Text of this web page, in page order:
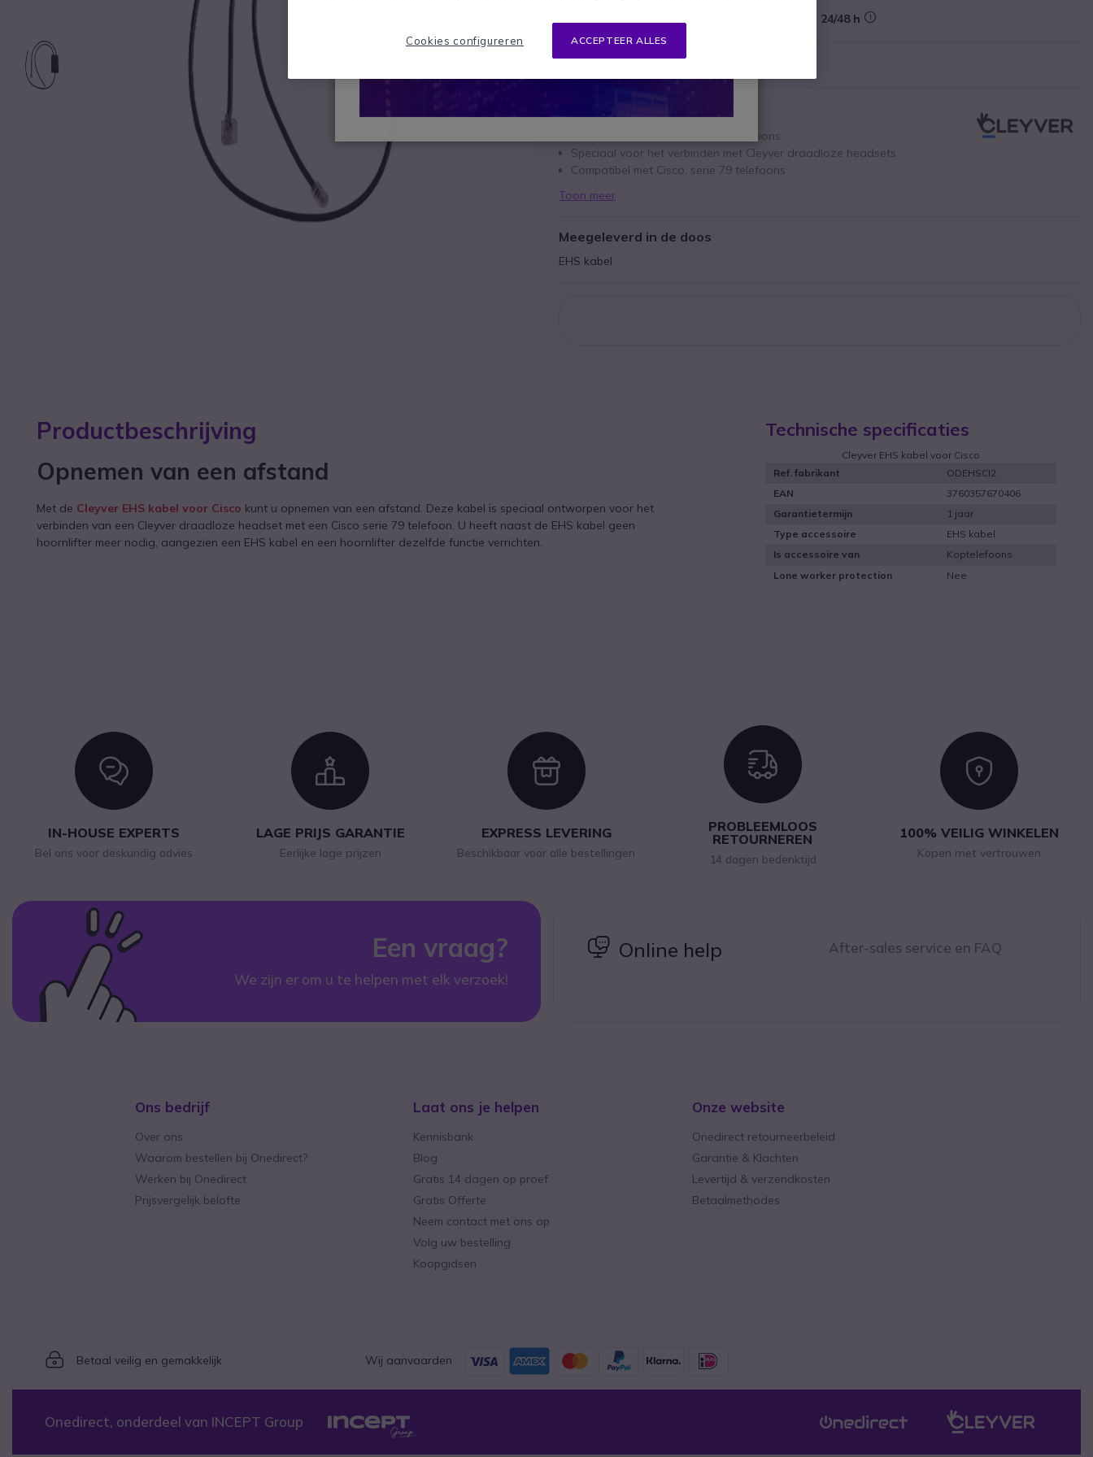
24/48 h
Elektronische lifter voor Cisco telefoons
Speciaal voor het verbinden met Cleyver draadloze headsets
Compatibel met Cisco: serie 79 telefoons
Toon meer
Meegeleverd in de doos
EHS kabel
Productbeschrijving
Opnemen van een afstand
Met de Cleyver EHS kabel voor Cisco kunt u opnemen van een afstand. Deze kabel is speciaal ontworpen voor het
verbinden van een Cleyver draadloze headset met een Cisco serie 79 telefoon. U heeft naast de EHS kabel geen
hoornlifter meer nodig, aangezien een EHS kabel en een hoornlifter dezelfde functie verrichten.
Technische specificaties
Cleyver EHS kabel voor Cisco
Ref. fabrikant
ODEHSCI2
EAN
3760357670406
Garantietermijn
1 jaar
Type accessoire
EHS kabel
Is accessoire van
Koptelefoons
Lone worker protection
Nee
Icon
IN-HOUSE EXPERTS
Bel ons voor deskundig advies
Icon
LAGE PRIJS GARANTIE
Eerlijke lage prijzen
Icon
EXPRESS LEVERING
Beschikbaar voor alle bestellingen
Icon
PROBLEEMLOOS
RETOURNEREN
14 dagen bedenktijd
Icon
100% VEILIG WINKELEN
Kopen met vertrouwen
Een vraag?
We zijn er om u te helpen met elk verzoek!
icon
Online help After-sales service en FAQ
Ons bedrijf
Over ons
Waarom bestellen bij Onedirect?
Werken bij Onedirect
Prijsvergelijk belofte
Laat ons je helpen
Kennisbank
Blog
Gratis 14 dagen op proef
Gratis Offerte
Neem contact met ons op
Volg uw bestelling
Koopgidsen
Onze website
Onedirect retourneerbeleid
Garantie & Klachten
Levertijd & verzendkosten
Betaalmethodes
Icon
Betaal veilig en gemakkelijk Wij aanvaarden
Onedirect, onderdeel van INCEPT Group
ACCEPTEER ALLES
Cookies configureren